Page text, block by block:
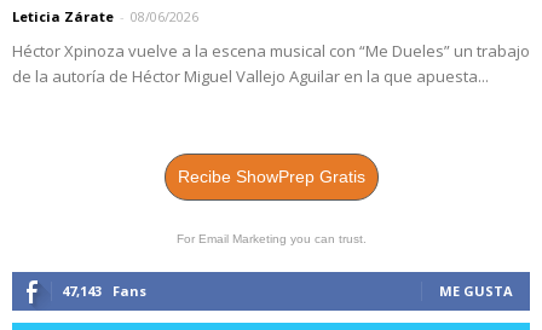
Leticia Zárate - 08/06/2026
Héctor Xpinoza vuelve a la escena musical con “Me Dueles” un trabajo
de la autoría de Héctor Miguel Vallejo Aguilar en la que apuesta...
Recibe ShowPrep Gratis
For Email Marketing you can trust.
47,143 Fans ME GUSTA